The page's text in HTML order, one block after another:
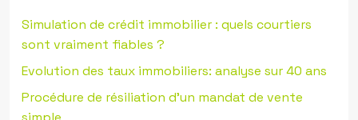
Simulation de crédit immobilier : quels courtiers
sont vraiment fiables ?
Evolution des taux immobiliers: analyse sur 40 ans
Procédure de résiliation d’un mandat de vente